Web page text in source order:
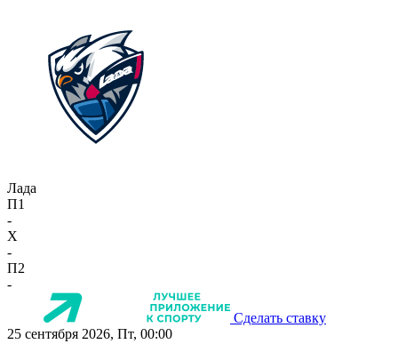
Лада
П1
-
X
-
П2
-
Сделать ставку
25 сентября 2026, Пт, 00:00